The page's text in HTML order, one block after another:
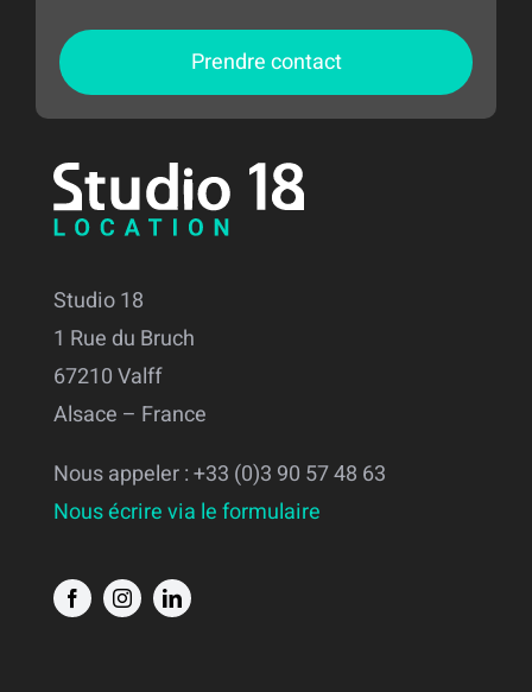
Prendre contact
Studio 18
1 Rue du Bruch
67210 Valff
Alsace – France
Nous appeler : +33 (0)3 90 57 48 63
Nous écrire via le formulaire